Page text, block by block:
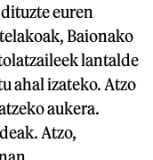
euren
Baionako
lantalde
ahal izateko. Atzo
aukera.
Atzo,